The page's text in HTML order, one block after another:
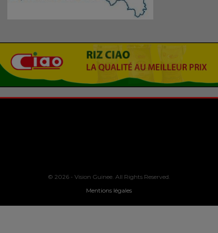
© 2026 - Vision Guinee. All Rights Reserved.
Mentions légales